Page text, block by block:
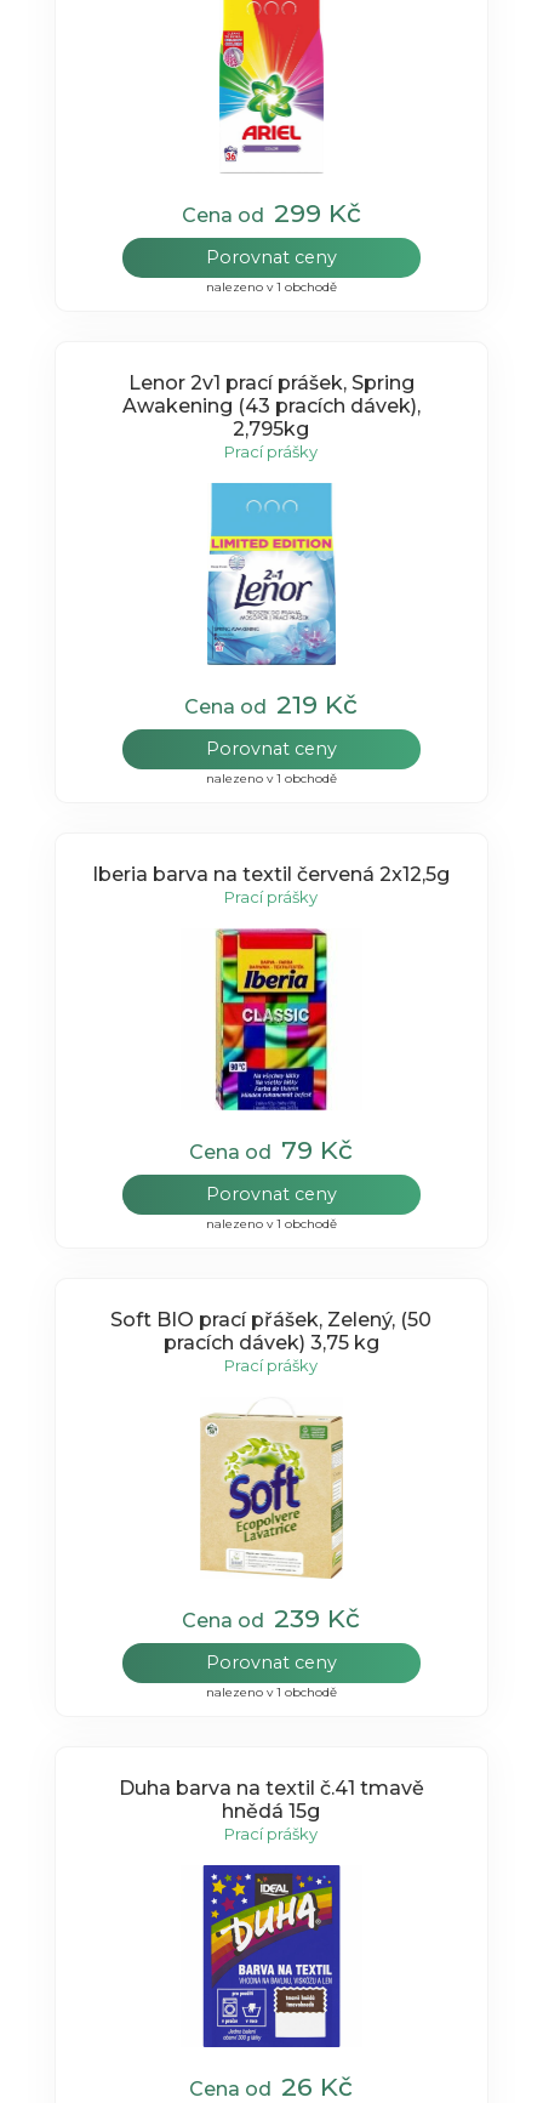
Cena od 299 Kč
Porovnat ceny
nalezeno v 1 obchodě
Lenor 2v1 prací prášek, Spring
Awakening (43 pracích dávek),
2,795kg
Prací prášky
Cena od219 Kč
Porovnat ceny
nalezeno v 1 obchodě
Iberia barva na textil červená 2x12,5g
Prací prášky
Cena od 79 Kč
Porovnat ceny
nalezeno v 1 obchodě
Soft BIO prací přášek, Zelený, (50
pracích dávek) 3,75 kg
Prací prášky
Cena od239 Kč
Porovnat ceny
nalezeno v 1 obchodě
Duha barva na textil č.41 tmavě
hnědá 15g
Prací prášky
Cena od26 Kč